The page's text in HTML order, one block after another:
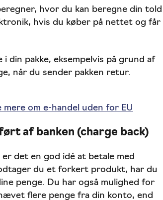
hvor du kan beregne din told
hvis du køber på nettet og får
din pakke, eksempelvis på grund af
når du sender pakken retur.
mere om e-handel uden for EU
af banken (charge back)
det en god idé at betale med
du et forkert produkt, har du
penge. Du har også mulighed for
flere penge fra din konto, end